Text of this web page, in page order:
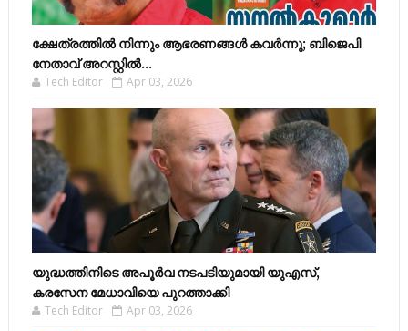
ക്ഷേത്രത്തിൽ നിന്നും ആഭരണങ്ങൾ കവർന്നു; ബിജെപി
നേതാവ് അറസ്റ്റിൽ...
Tech Editor Apr 03, 2026
യുദ്ധത്തിനിടെ അപൂർവ നടപടിയുമായി യുഎസ്,
കരസേന മേധാവിയെ പുറത്താക്കി
Tech Editor Apr 03, 2026